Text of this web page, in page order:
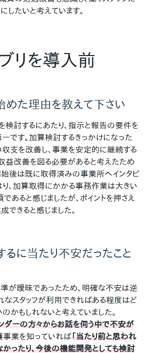
したいと考えています。
リを導入前
めた理由を教えて下さい
討するにあたり、指示と報告の要件を
です。加算検討するきっかけになった
支を改善し、事業を安定的に継続する
益改善を図る必要があると考えたため
後は既に取得済みの事業所へインタビ
り、加算取得にかかる事務作業は大きい
あると感じましたが、ポイントを押さえ
できると感じました。
るに当たり不安だったこと
が曖昧であったため、明確な不安は逆
なスタッフが利用できればある程度はど
かもしれないと考えていました。
ダーの方々からお話を伺う中で不安が
事業を知っていれば「当たり前と思われ
かったり、今後の機能開発としても検討